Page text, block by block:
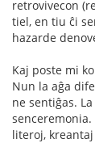
retrovivecon
tiel, en tiu ĉi
hazarde
Kaj poste mi
Nun la aĝa
ne sentiĝas.
literoj,